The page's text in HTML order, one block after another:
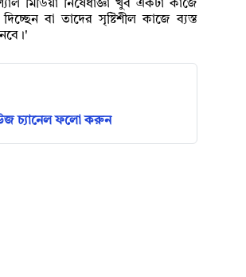
মিডিয়া নিষেধাজ্ঞা খুব একটা কাজে
বা তাদের সৃষ্টিশীল কাজে ব্যস্ত
চ্যানেল ফলো করুন